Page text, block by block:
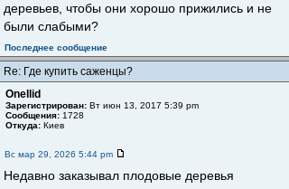
деревьев, чтобы они хорошо прижились и не
были слабыми?
Последнее сообщение
Re: Где купить саженцы?
Onellid
Зарегистрирован: Вт июн 13, 2017 5:39 pm
Сообщения: 1728
Откуда: Киев
Вс мар 29, 2026 5:44 pm
Недавно заказывал плодовые деревья